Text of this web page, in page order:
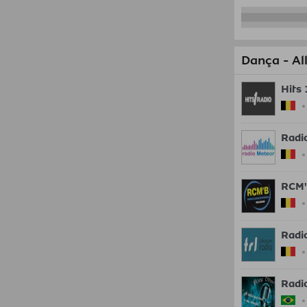
Dança -
Hits